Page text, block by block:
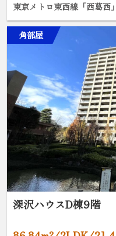
東京メトロ東西線「西葛西
角部屋
深沢ハウスD棟9階